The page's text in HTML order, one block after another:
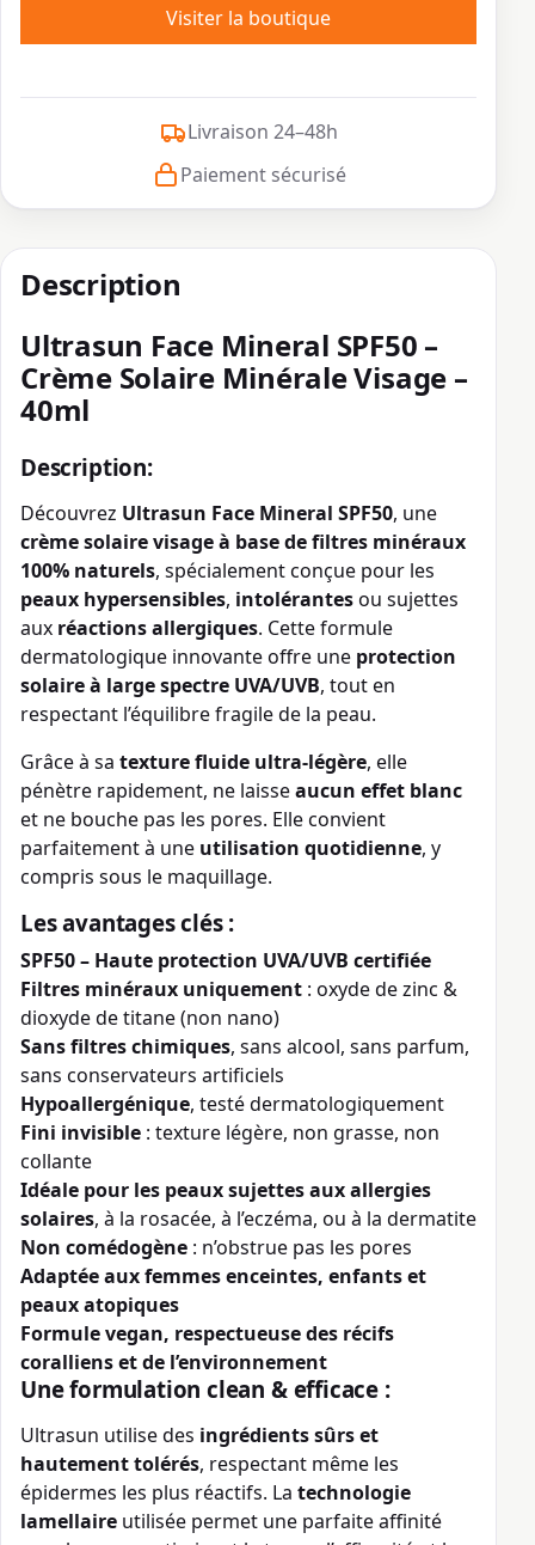
Visiter la boutique
Livraison 24–48h
Paiement sécurisé
Description
Ultrasun Face Mineral SPF50 –
Crème Solaire Minérale Visage –
40ml
Description:
Découvrez Ultrasun Face Mineral SPF50, une
crème solaire visage à base de filtres minéraux
100% naturels, spécialement conçue pour les
peaux hypersensibles, intolérantesou sujettes
aux réactions allergiques. Cette formule
dermatologique innovante offre une protection
solaire à large spectre UVA/UVB, tout en
respectant l’équilibre fragile de la peau.
Grâce à sa texture fluide ultra-légère, elle
pénètre rapidement, ne laisseaucun effet blanc
et ne bouche pas les pores. Elle convient
parfaitement à une utilisation quotidienne, y
compris sous le maquillage.
Les avantages clés :
SPF50 – Haute protection UVA/UVB certifiée
Filtres minéraux uniquement : oxyde de zinc &
dioxyde de titane (non nano)
Sans filtres chimiques, sans alcool, sans parfum,
sans conservateurs artificiels
Hypoallergénique, testé dermatologiquement
Fini invisible : texture légère, non grasse, non
collante
Idéale pour les peaux sujettes aux allergies
solaires, à la rosacée, à l’eczéma, ou à la dermatite
Non comédogène : n’obstrue pas les pores
Adaptée aux femmes enceintes, enfants et
peaux atopiques
Formule vegan, respectueuse des récifs
coralliens et de l’environnement
Une formulation clean & efficace :
Ultrasun utilise des ingrédients sûrs et
hautement tolérés, respectant même les
épidermes les plus réactifs. La technologie
lamellaire utilisée permet une parfaite affinité